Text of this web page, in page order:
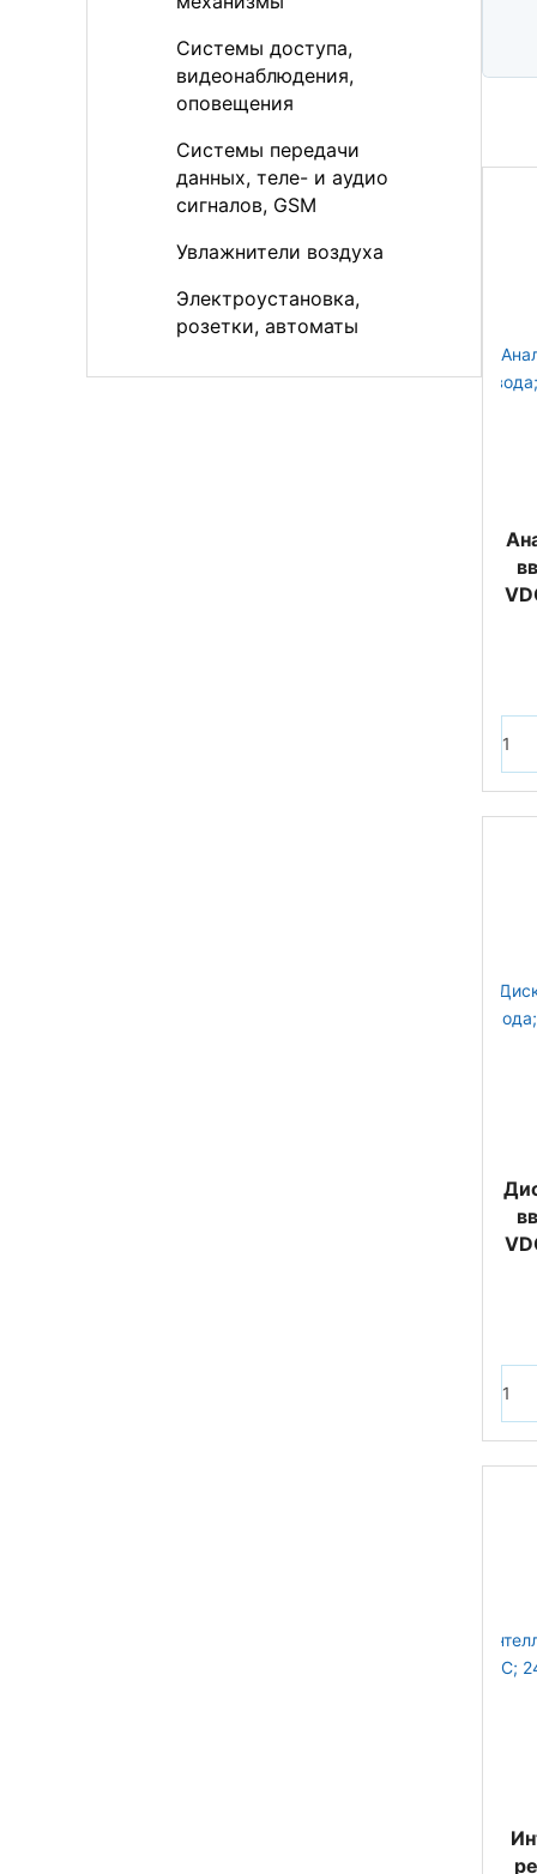
Системы доступа,
видеонаблюдения,
оповещения
Системы передачи
данных, теле- и аудио
сигналов, GSM
Увлажнители воздуха
Электроустановка,
розетки, автоматы